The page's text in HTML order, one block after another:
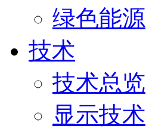
绿色能源
技术
技术总览
显示技术